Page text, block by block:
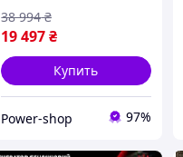
инверторный 2.8кВт с
низким уровнем шума
19 497₴
38 994 ₴
Купить
Power-shop 97%